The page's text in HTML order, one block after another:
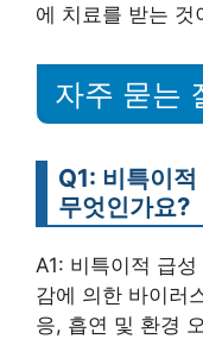
에 치료를 받는 것
자주 묻는
Q1: 비특이
무엇인가요?
A1: 비특이적 급
감에 의한 바이러
응, 흡연 및 환경